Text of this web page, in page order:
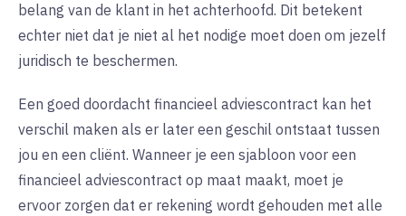
belang van de klant in het achterhoofd. Dit betekent
echter niet dat je niet al het nodige moet doen om jezelf
juridisch te beschermen.
Een goed doordacht financieel adviescontract kan het
verschil maken als er later een geschil ontstaat tussen
jou en een cliënt. Wanneer je een sjabloon voor een
financieel adviescontract op maat maakt, moet je
ervoor zorgen dat er rekening wordt gehouden met alle